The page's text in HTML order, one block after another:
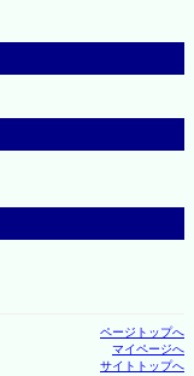
ページトップへ
マイページへ
サイトトップへ